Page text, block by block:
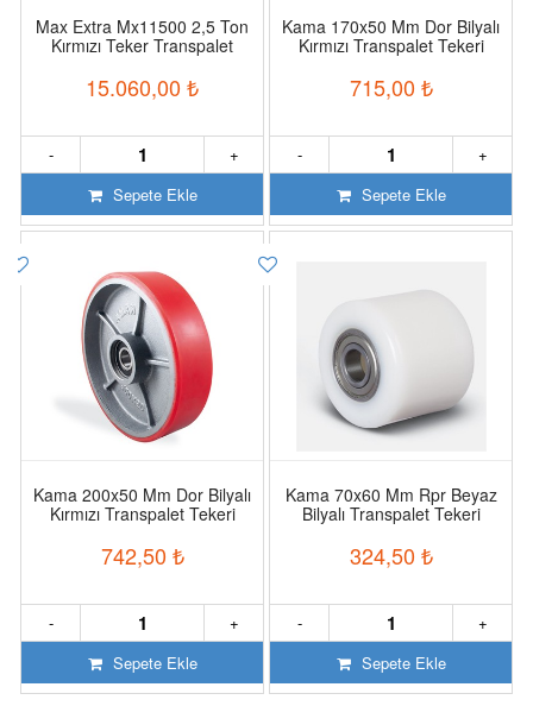
Max Extra Mx11500 2,5 Ton
Kırmızı Teker Transpalet
15.060,00 ₺
+
-
Sepete Ekle
Kama 170x50 Mm Dor Bilyalı
Kırmızı Transpalet Tekeri
715,00 ₺
+
-
Sepete Ekle
Kama 200x50 Mm Dor Bilyalı
Kırmızı Transpalet Tekeri
742,50 ₺
+
-
Sepete Ekle
Kama 70x60 Mm Rpr Beyaz
Bilyalı Transpalet Tekeri
324,50 ₺
+
-
Sepete Ekle